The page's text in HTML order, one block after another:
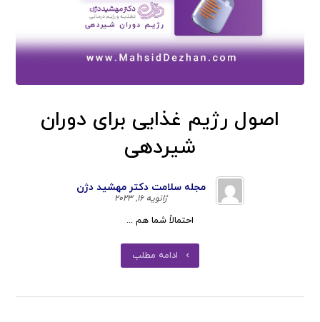
اصول رژیم غذایی برای دوران
شیردهی
مجله سلامت دکتر مهشید دژن
ژانویه ۱۶, ۲۰۲۳
احتمالاً شما هم ...
ادامه مطلب